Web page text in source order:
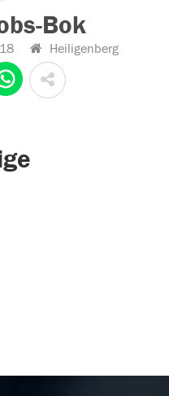
Bok
Heiligenberg